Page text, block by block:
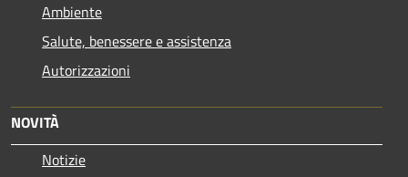
Ambiente
Salute, benessere e assistenza
Autorizzazioni
NOVITÀ
Notizie